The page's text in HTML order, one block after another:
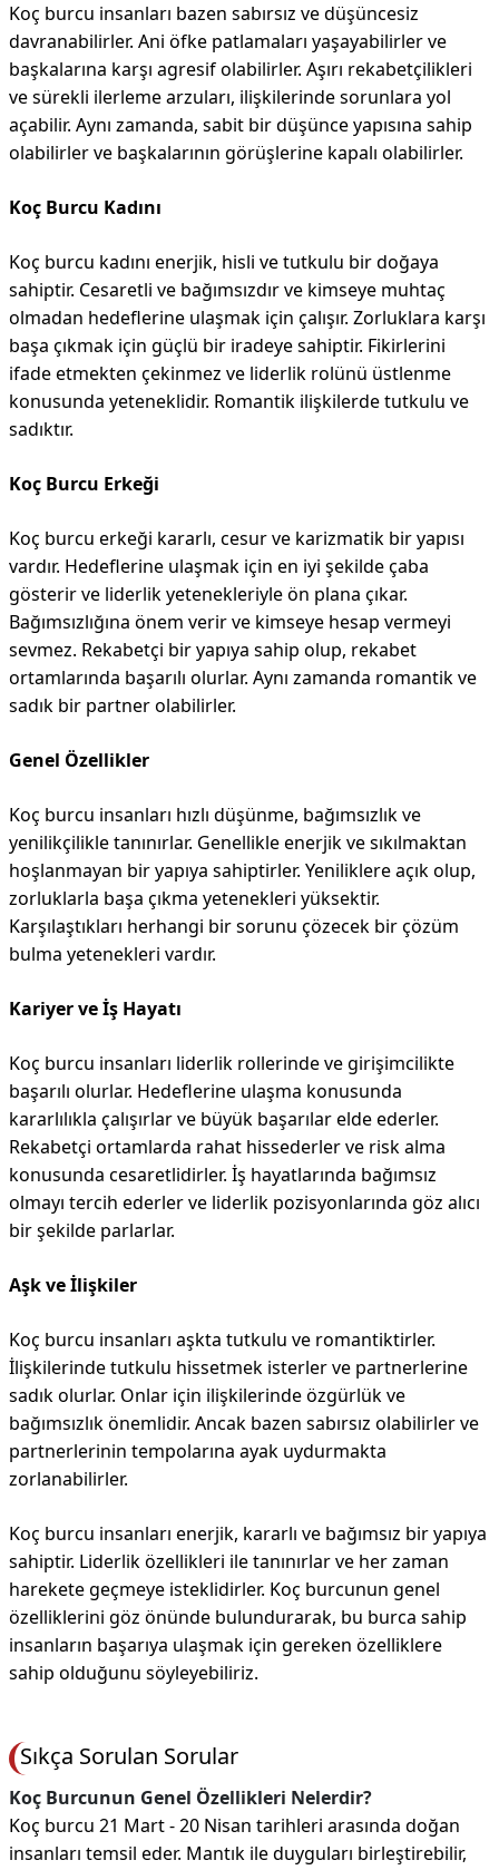
Koç burcu insanları bazen sabırsız ve düşüncesiz
davranabilirler. Ani öfke patlamaları yaşayabilirler ve
başkalarına karşı agresif olabilirler. Aşırı rekabetçilikleri
ve sürekli ilerleme arzuları, ilişkilerinde sorunlara yol
açabilir. Aynı zamanda, sabit bir düşünce yapısına sahip
olabilirler ve başkalarının görüşlerine kapalı olabilirler.
Koç Burcu Kadını
Koç burcu kadını enerjik, hisli ve tutkulu bir doğaya
sahiptir. Cesaretli ve bağımsızdır ve kimseye muhtaç
olmadan hedeflerine ulaşmak için çalışır. Zorluklara karşı
başa çıkmak için güçlü bir iradeye sahiptir. Fikirlerini
ifade etmekten çekinmez ve liderlik rolünü üstlenme
konusunda yeteneklidir. Romantik ilişkilerde tutkulu ve
sadıktır.
Koç Burcu Erkeği
Koç burcu erkeği kararlı, cesur ve karizmatik bir yapısı
vardır. Hedeflerine ulaşmak için en iyi şekilde çaba
gösterir ve liderlik yetenekleriyle ön plana çıkar.
Bağımsızlığına önem verir ve kimseye hesap vermeyi
sevmez. Rekabetçi bir yapıya sahip olup, rekabet
ortamlarında başarılı olurlar. Aynı zamanda romantik ve
sadık bir partner olabilirler.
Genel Özellikler
Koç burcu insanları hızlı düşünme, bağımsızlık ve
yenilikçilikle tanınırlar. Genellikle enerjik ve sıkılmaktan
hoşlanmayan bir yapıya sahiptirler. Yeniliklere açık olup,
zorluklarla başa çıkma yetenekleri yüksektir.
Karşılaştıkları herhangi bir sorunu çözecek bir çözüm
bulma yetenekleri vardır.
Kariyer ve İş Hayatı
Koç burcu insanları liderlik rollerinde ve girişimcilikte
başarılı olurlar. Hedeflerine ulaşma konusunda
kararlılıkla çalışırlar ve büyük başarılar elde ederler.
Rekabetçi ortamlarda rahat hissederler ve risk alma
konusunda cesaretlidirler. İş hayatlarında bağımsız
olmayı tercih ederler ve liderlik pozisyonlarında göz alıcı
bir şekilde parlarlar.
Aşk ve İlişkiler
Koç burcu insanları aşkta tutkulu ve romantiktirler.
İlişkilerinde tutkulu hissetmek isterler ve partnerlerine
sadık olurlar. Onlar için ilişkilerinde özgürlük ve
bağımsızlık önemlidir. Ancak bazen sabırsız olabilirler ve
partnerlerinin tempolarına ayak uydurmakta
zorlanabilirler.
Koç burcu insanları enerjik, kararlı ve bağımsız bir yapıya
sahiptir. Liderlik özellikleri ile tanınırlar ve her zaman
harekete geçmeye isteklidirler. Koç burcunun genel
özelliklerini göz önünde bulundurarak, bu burca sahip
insanların başarıya ulaşmak için gereken özelliklere
sahip olduğunu söyleyebiliriz.
Sıkça Sorulan Sorular
Koç Burcunun Genel Özellikleri Nelerdir?
Koç burcu 21 Mart - 20 Nisan tarihleri arasında doğan
insanları temsil eder. Mantık ile duyguları birleştirebilir,